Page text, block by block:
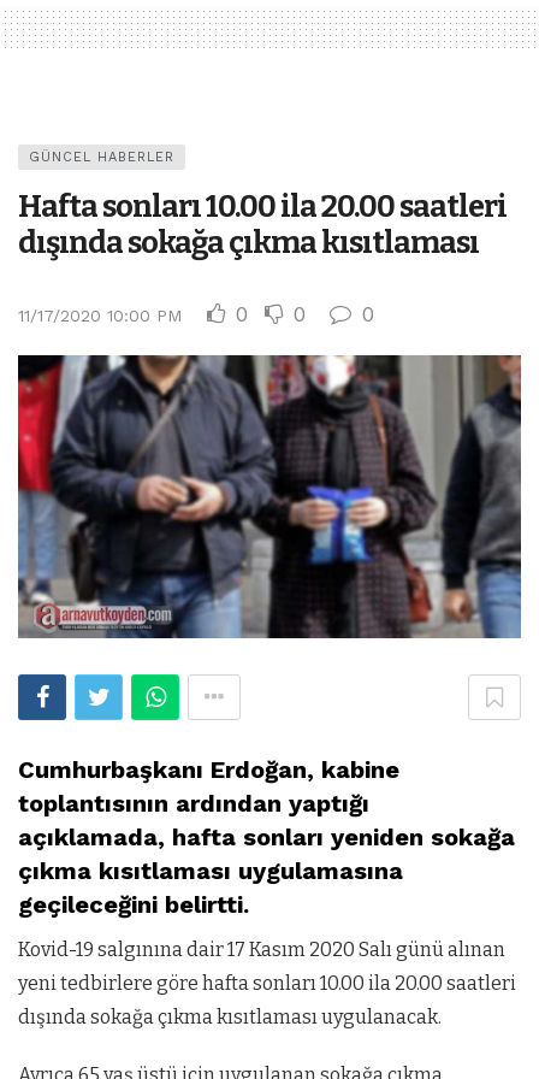
GÜNCEL HABERLER
Hafta sonları 10.00 ila 20.00 saatleri
dışında sokağa çıkma kısıtlaması
11/17/2020 10:00 PM 0 0 0
Cumhurbaşkanı Erdoğan, kabine
toplantısının ardından yaptığı
açıklamada, hafta sonları yeniden sokağa
çıkma kısıtlaması uygulamasına
geçileceğini belirtti.
Kovid-19 salgınına dair 17 Kasım 2020 Salı günü alınan
yeni tedbirlere göre hafta sonları 10.00 ila 20.00 saatleri
dışında sokağa çıkma kısıtlaması uygulanacak.